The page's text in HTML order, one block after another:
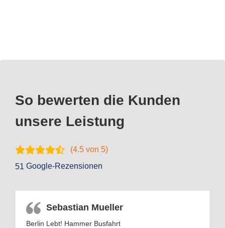
So bewerten die Kunden
unsere Leistung
(4.5 von 5)
51 Google-Rezensionen
Sebastian Mueller
Berlin Lebt! Hammer Busfahrt